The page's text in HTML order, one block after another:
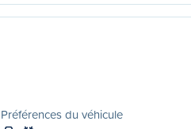
Préférences du véhicule